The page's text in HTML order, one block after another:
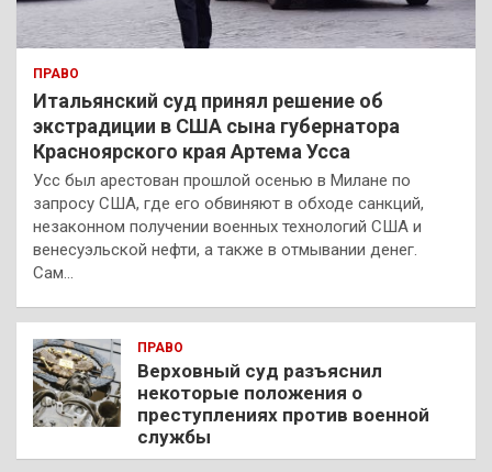
ПРАВО
Итальянский суд принял решение об
экстрадиции в США сына губернатора
Красноярского края Артема Усса
Усс был арестован прошлой осенью в Милане по
запросу США, где его обвиняют в обходе санкций,
незаконном получении военных технологий США и
венесуэльской нефти, а также в отмывании денег.
Сам…
ПРАВО
Верховный суд разъяснил
некоторые положения о
преступлениях против военной
службы